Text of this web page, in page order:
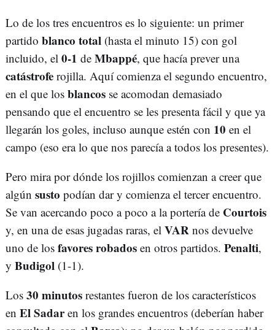
Lo de los tres encuentros es lo siguiente: un primer
partido blanco total (hasta el minuto 15) con gol
incluido, el 0-1 de Mbappé, que hacía prever una
catástrofe rojilla. Aquí comienza el segundo encuentro,
en el que los blancos se acomodan demasiado
pensando que el encuentro se les presenta fácil y que ya
llegarán los goles, incluso aunque estén con 10 en el
campo (eso era lo que nos parecía a todos los presentes).
Pero mira por dónde los rojillos comienzan a creer que
algún susto podían dar y comienza el tercer encuentro.
Se van acercando poco a poco a la portería de Courtois
y, en una de esas jugadas raras, el VAR nos devuelve
uno de los favores robados en otros partidos. Penalti,
y Budigol (1-1).
Los 30 minutos restantes fueron de los característicos
en El Sadaren los grandes encuentros (deberían haber